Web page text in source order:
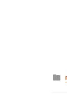
in